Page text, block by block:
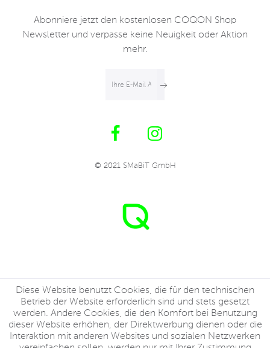
Abonniere jetzt den kostenlosen COQON Shop
Newsletter und verpasse keine Neuigkeit oder Aktion
mehr.
© 2021 SMaBiT GmbH
Diese Website benutzt Cookies, die für den technischen
Betrieb der Website erforderlich sind und stets gesetzt
werden. Andere Cookies, die den Komfort bei Benutzung
dieser Website erhöhen, der Direktwerbung dienen oder die
Interaktion mit anderen Websites und sozialen Netzwerken